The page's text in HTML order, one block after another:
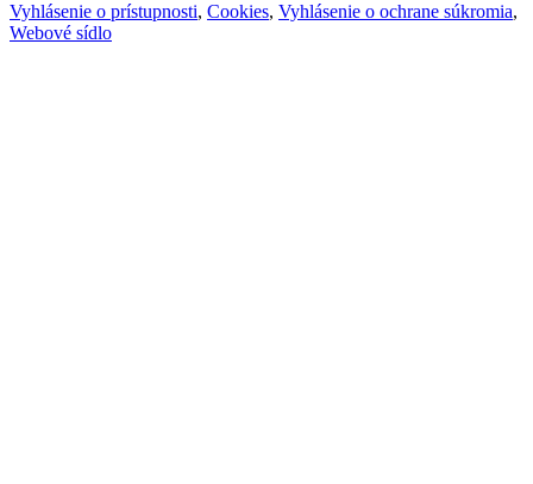
Vyhlásenie o prístupnosti, Cookies, Vyhlásenie o ochrane súkromia,
Webové sídlo